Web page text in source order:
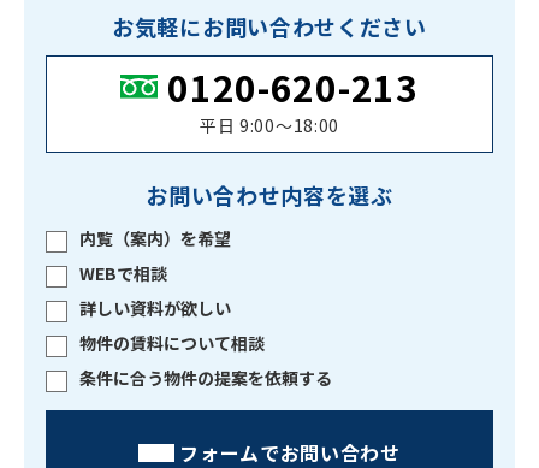
お気軽にお問い合わせください
0120-620-213
平日 9:00〜18:00
お問い合わせ内容を選ぶ
内覧（案内）を希望
WEBで相談
詳しい資料が欲しい
物件の賃料について相談
条件に合う物件の提案を依頼する
フォームでお問い合わせ